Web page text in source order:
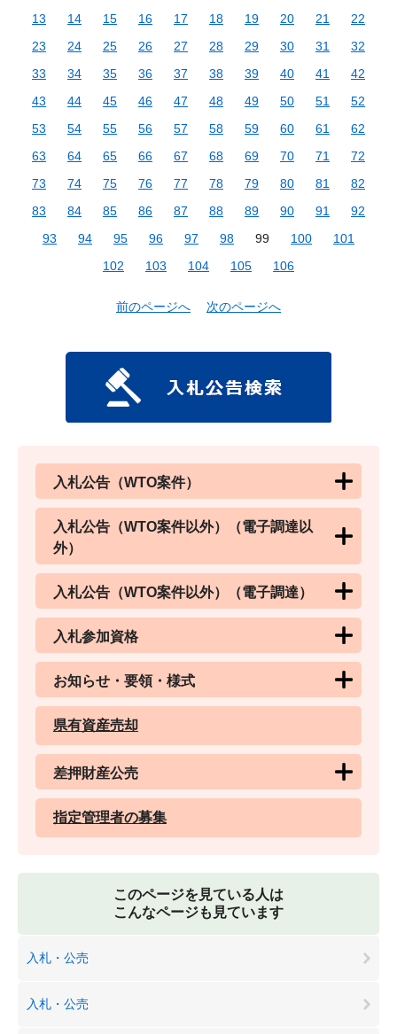
13
14 15 16 17 18 19 20 21
22
23
24 25 26 27 28 29 30 31
32
33
34 35 36 37 38 39 40 41
42
43
44 45 46 47 48 49 50 51
52
53
54 55 56 57 58 59 60 61
62
63
64 65 66 67 68 69 70 71
72
73
74 75 76 77 78 79 80 81
82
83
84 85 86 87 88 89 90 91
92
93
94 95 96 97 98 99 100
101
102
103 104 105 106
前のページへ 次のページへ
入札公告（WTO案件）
入札公告（WTO案件以外）（電子調達以
外）
入札公告（WTO案件以外）（電子調達）
入札参加資格
お知らせ・要領・様式
県有資産売却
差押財産公売
指定管理者の募集
このページを見ている人は
こんなページも見ています
入札・公売
入札・公売